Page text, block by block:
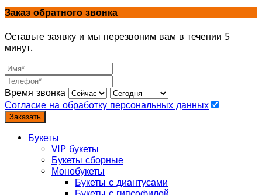
Заказ обратного звонка
Оставьте заявку и мы перезвоним вам в течении 5
минут.
Время звонка
Согласие на обработку персональных данных
Заказать
Букеты
VIP букеты
Букеты сборные
Монобукеты
Букеты с диантусами